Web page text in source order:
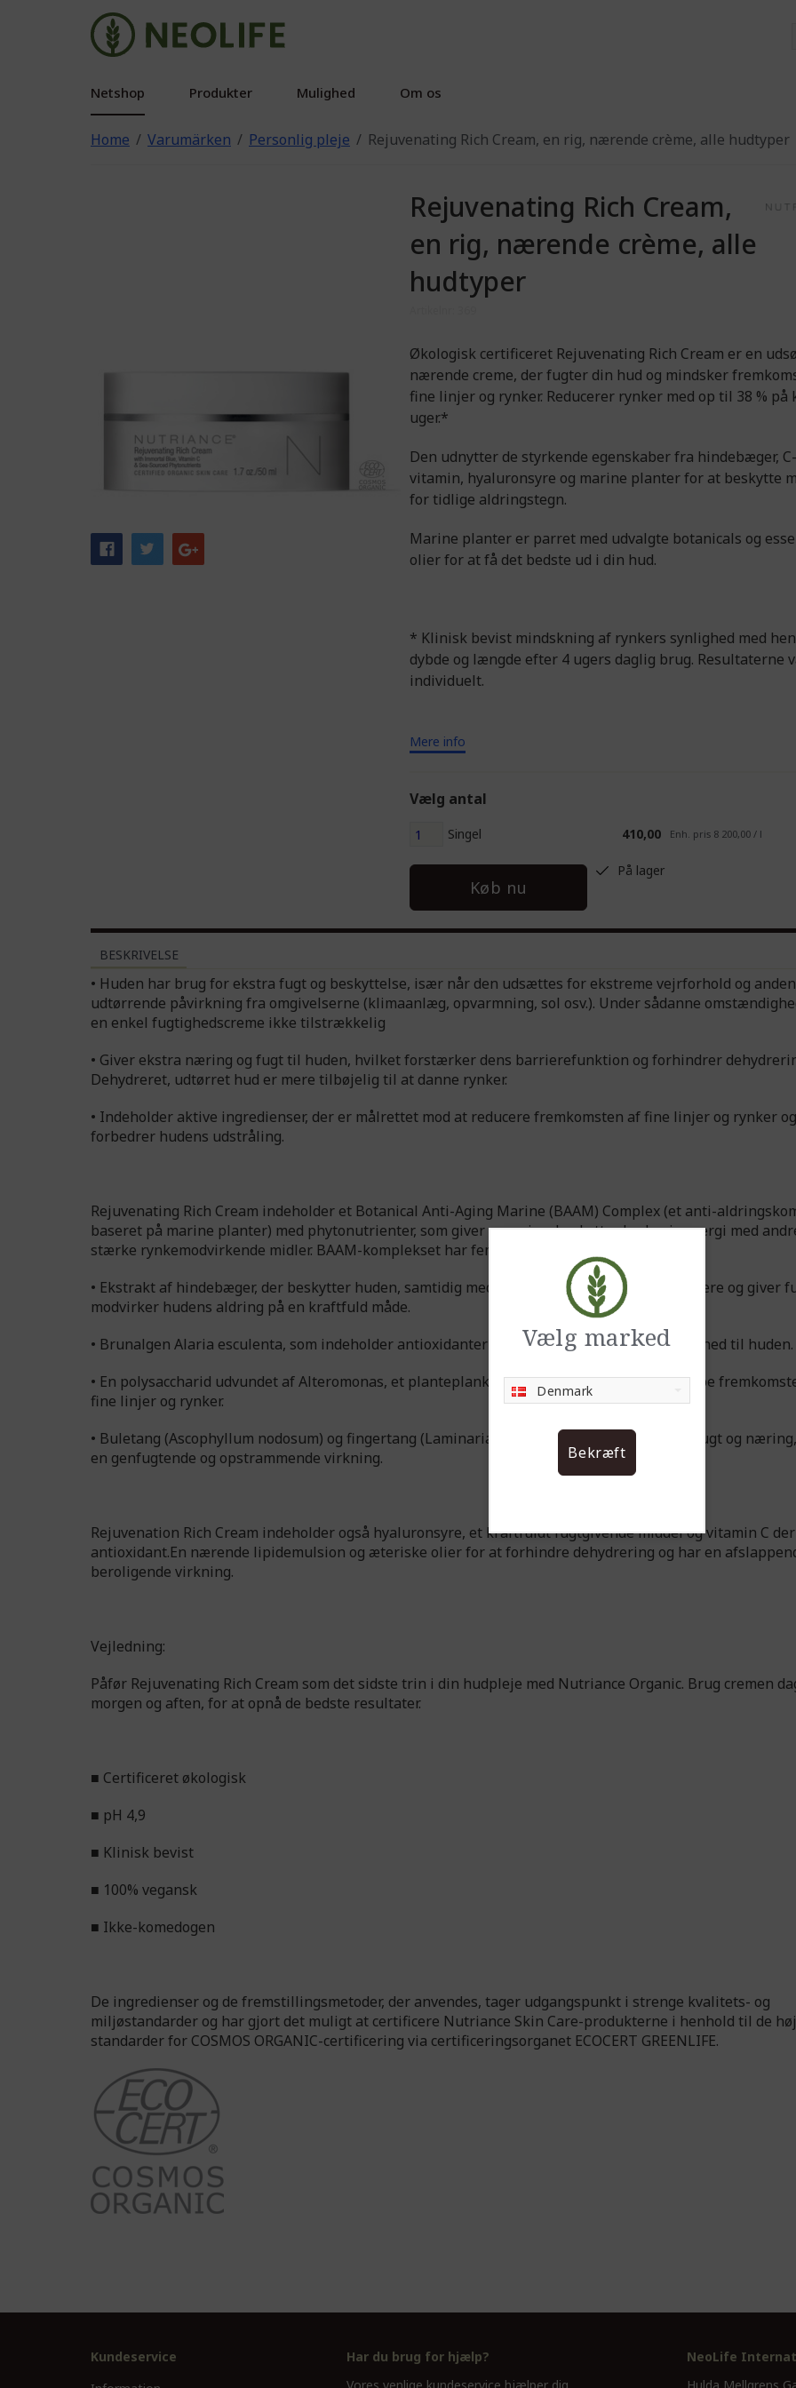
Netshop Produkter Mulighed Om os
Vælg marked
Denmark
Bekræft
Home Varumärken Personlig pleje Rejuvenating Rich Cream, en rig, nærende crème, alle hudtyper
Rejuvenating Rich Cream,
en rig, nærende crème, alle
hudtyper
Økologisk certificeret Rejuvenating Rich Cream er en
nærende creme, der fugter din hud og mindsker
fine linjer og rynker. Reducerer rynker med op til 38 % på
uger.*
Den udnytter de styrkende egenskaber fra hindebæger, C-
vitamin, hyaluronsyre og marine planter for at beskytte
for tidlige aldringstegn.
Marine planter er parret med udvalgte botanicals og
olier for at få det bedste ud i din hud.
* Klinisk bevist mindskning af rynkers synlighed med
dybde og længde efter 4 ugers daglig brug. Resultaterne
individuelt.
Mere info
Vælg antal
Singel 410,00 Enh. pris 8 200,00 / l
Køb nu
På lager
BESKRIVELSE
• Huden har brug for ekstra fugt og beskyttelse, især når den udsættes for ekstreme vejrforhold og anden
udtørrende påvirkning fra omgivelserne (klimaanlæg, opvarmning, sol osv.). Under sådanne
en enkel fugtighedscreme ikke tilstrækkelig
• Giver ekstra næring og fugt til huden, hvilket forstærker dens barrierefunktion og forhindrer
Dehydreret, udtørret hud er mere tilbøjelig til at danne rynker.
• Indeholder aktive ingredienser, der er målrettet mod at reducere fremkomsten af fine linjer og rynker og
forbedrer hudens udstråling.
Rejuvenating Rich Cream indeholder et Botanical Anti-Aging Marine (BAAM) Complex (et anti-
baseret på marine planter) med phytonutrienter, som giver energi og beskytter huden i synergi med
stærke rynkemodvirkende midler. BAAM-komplekset har fem potente ingredienser:
• Ekstrakt af hindebæger, der beskytter huden, samtidig med at det forstærker hudens barriere og giver
modvirker hudens aldring på en kraftfuld måde.
• Brunalgen Alaria esculenta, som indeholder antioxidanter og samtidig giver energi og fasthed til huden.
• En polysaccharid udvundet af Alteromonas, et planteplankton, der hjælper med at bekæmpe
fine linjer og rynker.
• Buletang (Ascophyllum nodosum) og fingertang (Laminaria digitata), der giver yderligere fugt og
en genfugtende og opstrammende virkning.
Rejuvenation Rich Cream indeholder også hyaluronsyre, et kraftfuldt fugtgivende middel og vitamin C
antioxidant.En nærende lipidemulsion og æteriske olier for at forhindre dehydrering og har en
beroligende virkning.
Vejledning:
Påfør Rejuvenating Rich Cream som det sidste trin i din hudpleje med Nutriance Organic. Brug cremen
morgen og aften, for at opnå de bedste resultater.
■ Certificeret økologisk
■ pH 4,9
■ Klinisk bevist
■ 100% vegansk
■ Ikke-komedogen
De ingredienser og de fremstillingsmetoder, der anvendes, tager udgangspunkt i strenge kvalitets- og
miljøstandarder og har gjort det muligt at certificere Nutriance Skin Care-produkterne i henhold til de
standarder for COSMOS ORGANIC-certificering via certificeringsorganet ECOCERT GREENLIFE.
Kundeservice
Har du brug for hjælp?
NeoLife